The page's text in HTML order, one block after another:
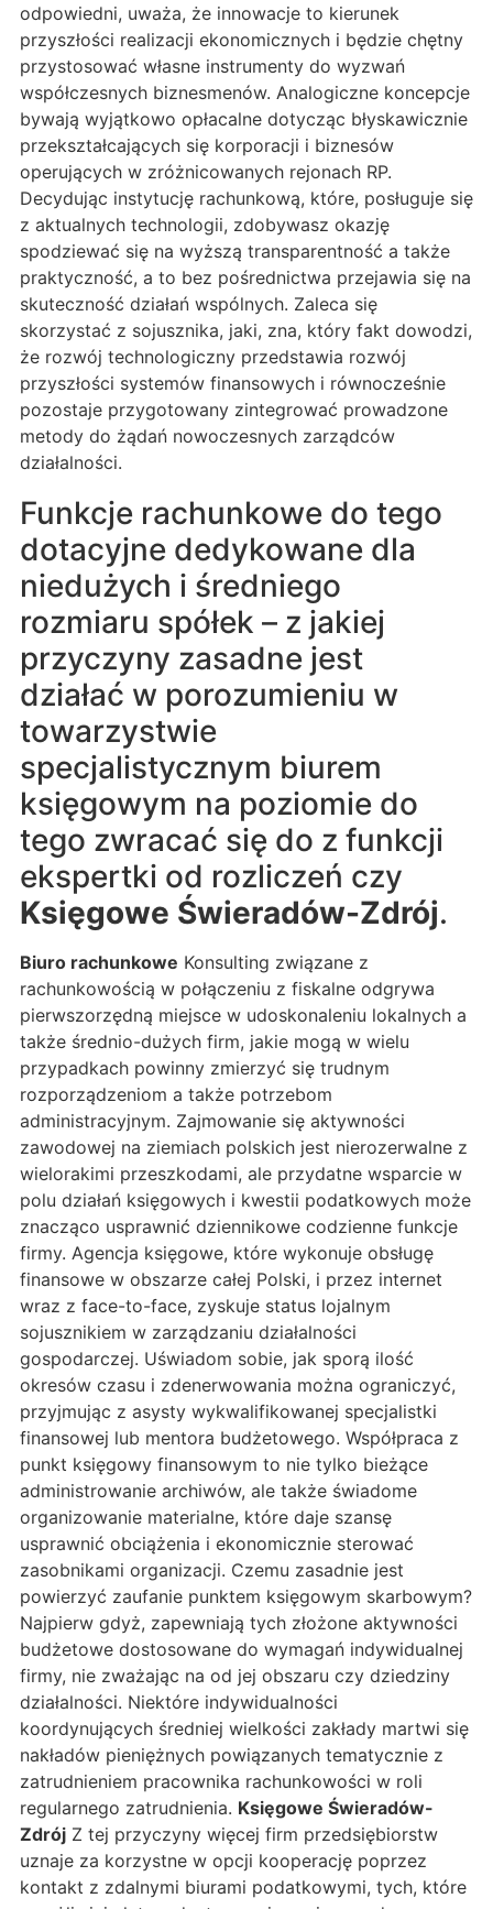
odpowiedni, uważa, że innowacje to kierunek
przyszłości realizacji ekonomicznych i będzie chętny
przystosować własne instrumenty do wyzwań
współczesnych biznesmenów. Analogiczne koncepcje
bywają wyjątkowo opłacalne dotycząc błyskawicznie
przekształcających się korporacji i biznesów
operujących w zróżnicowanych rejonach RP.
Decydując instytucję rachunkową, które, posługuje się
z aktualnych technologii, zdobywasz okazję
spodziewać się na wyższą transparentność a także
praktyczność, a to bez pośrednictwa przejawia się na
skuteczność działań wspólnych. Zaleca się
skorzystać z sojusznika, jaki, zna, który fakt dowodzi,
że rozwój technologiczny przedstawia rozwój
przyszłości systemów finansowych i równocześnie
pozostaje przygotowany zintegrować prowadzone
metody do żądań nowoczesnych zarządców
działalności.
Funkcje rachunkowe do tego
dotacyjne dedykowane dla
niedużych i średniego
rozmiaru spółek – z jakiej
przyczyny zasadne jest
działać w porozumieniu w
towarzystwie
specjalistycznym biurem
księgowym na poziomie do
tego zwracać się do z funkcji
ekspertki od rozliczeń czy
Księgowe Świeradów-Zdrój.
Biuro rachunkowe Konsulting związane z
rachunkowością w połączeniu z fiskalne odgrywa
pierwszorzędną miejsce w udoskonaleniu lokalnych a
także średnio-dużych firm, jakie mogą w wielu
przypadkach powinny zmierzyć się trudnym
rozporządzeniom a także potrzebom
administracyjnym. Zajmowanie się aktywności
zawodowej na ziemiach polskich jest nierozerwalne z
wielorakimi przeszkodami, ale przydatne wsparcie w
polu działań księgowych i kwestii podatkowych może
znacząco usprawnić dziennikowe codzienne funkcje
firmy. Agencja księgowe, które wykonuje obsługę
finansowe w obszarze całej Polski, i przez internet
wraz z face-to-face, zyskuje status lojalnym
sojusznikiem w zarządzaniu działalności
gospodarczej. Uświadom sobie, jak sporą ilość
okresów czasu i zdenerwowania można ograniczyć,
przyjmując z asysty wykwalifikowanej specjalistki
finansowej lub mentora budżetowego. Współpraca z
punkt księgowy finansowym to nie tylko bieżące
administrowanie archiwów, ale także świadome
organizowanie materialne, które daje szansę
usprawnić obciążenia i ekonomicznie sterować
zasobnikami organizacji. Czemu zasadnie jest
powierzyć zaufanie punktem księgowym skarbowym?
Najpierw gdyż, zapewniają tych złożone aktywności
budżetowe dostosowane do wymagań indywidualnej
firmy, nie zważając na od jej obszaru czy dziedziny
działalności. Niektóre indywidualności
koordynujących średniej wielkości zakłady martwi się
nakładów pieniężnych powiązanych tematycznie z
zatrudnieniem pracownika rachunkowości w roli
regularnego zatrudnienia. Księgowe Świeradów-
Zdrój Z tej przyczyny więcej firm przedsiębiorstw
uznaje za korzystne w opcji kooperację poprzez
kontakt z zdalnymi biurami podatkowymi, tych, które